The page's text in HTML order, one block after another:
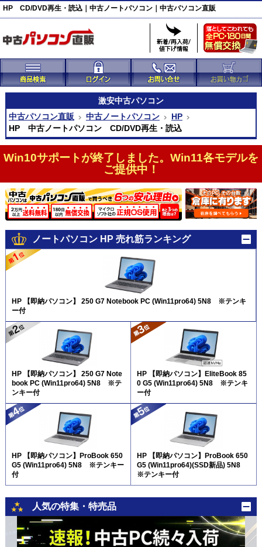
HP CD/DVD再生・読込｜中古ノートパソコン｜中古パソコン直販
激安中古パソコン
中古パソコン直販
中古ノートパソコン
HP
HP 中古ノートパソコン CD/DVD再生・読込
Win10サポートが終了しました。Win11各モデルを
ご提供中！
ノートパソコン HP 売れ筋ランキング
HP 【即納パソコン】 250 G7 Notebook PC (Win11pro64) 5N8 ※テンキ
ー付
HP 【即納パソコン】 250 G7 Note
book PC (Win11pro64) 5N8 ※テ
ンキー付
HP 【即納パソコン】EliteBook 85
0 G5 (Win11pro64) 5N8 ※テンキ
ー付
HP 【即納パソコン】ProBook 650
G5 (Win11pro64) 5N8 ※テンキー
付
HP 【即納パソコン】ProBook 650
G5 (Win11pro64)(SSD新品) 5N8
※テンキー付
人気の特集・特売品